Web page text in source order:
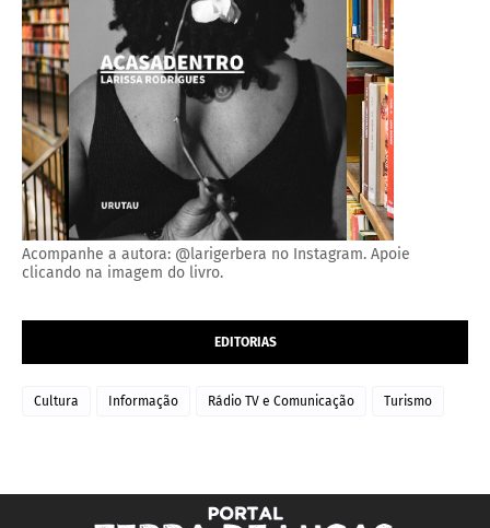
Acompanhe a autora: @larigerbera no Instagram. Apoie
clicando na imagem do livro.
EDITORIAS
Cultura Informação Rádio TV e Comunicação Turismo